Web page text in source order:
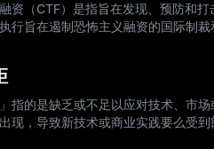
资（CTF）是指旨在发现、预防和
行旨在遏制恐怖主义融资的国际制
」指的是缺乏或不足以应对技术、市
现，导致新技术或商业实践要么受